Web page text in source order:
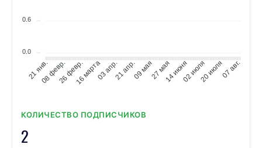
0.6
0.0
21 янв.08 февр.26 февр.16 марта03 апр.21 апр.09 мая27 мая14 июня02 июля20 июля07 авг.
КОЛИЧЕСТВО ПОДПИСЧИКОВ
2